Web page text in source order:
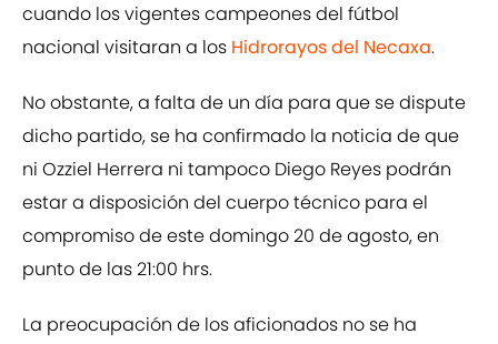
cuando los vigentes campeones del fútbol
nacional visitaran a los Hidrorayos del Necaxa.
No obstante, a falta de un día para que se dispute
dicho partido, se ha confirmado la noticia de que
ni Ozziel Herrera ni tampoco Diego Reyes podrán
estar a disposición del cuerpo técnico para el
compromiso de este domingo 20 de agosto, en
punto de las 21:00 hrs.
La preocupación de los aficionados no se ha